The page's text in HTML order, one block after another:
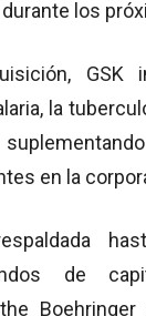
los
GSK
la
en la
de